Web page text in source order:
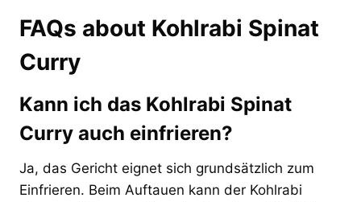
FAQs about Kohlrabi Spinat
Curry
Kann ich das Kohlrabi Spinat
Curry auch einfrieren?
Ja, das Gericht eignet sich grundsätzlich zum
Einfrieren. Beim Auftauen kann der Kohlrabi